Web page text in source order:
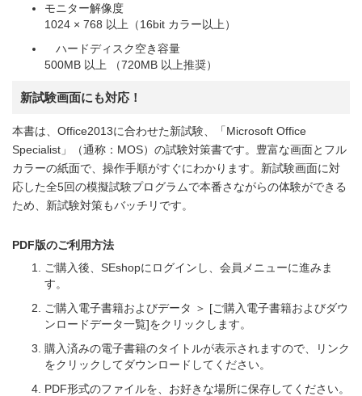
モニター解像度
1024 × 768 以上（16bit カラー以上）
ハードディスク空き容量
500MB 以上 （720MB 以上推奨）
新試験画面にも対応！
本書は、Office2013に合わせた新試験、「Microsoft Office
Specialist」（通称：MOS）の試験対策書です。豊富な画面とフル
カラーの紙面で、操作手順がすぐにわかります。新試験画面に対
応した全5回の模擬試験プログラムで本番さながらの体験ができる
ため、新試験対策もバッチリです。
PDF版のご利用方法
ご購入後、SEshopにログインし、会員メニューに進みま
す。
ご購入電子書籍およびデータ ＞ [ご購入電子書籍およびダウ
ンロードデータ一覧]をクリックします。
購入済みの電子書籍のタイトルが表示されますので、リンク
をクリックしてダウンロードしてください。
PDF形式のファイルを、お好きな場所に保存してください。